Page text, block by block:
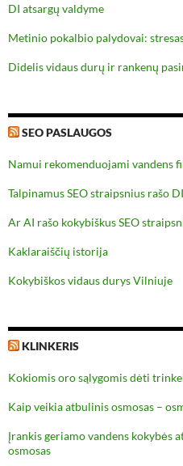
DI atsargų valdyme
Metinio pokalbio palydovai:
Didelis vidaus durų ir rankenų
SEO PASLAUGOS
Namui rekomenduojami vandens
Talpinamus SEO straipsnius rašo
Ar AI rašo kokybiškus SEO
Kaklaraiščių istorija
Kokybiškos vidaus durys Vilniuje
KLINKERIS
Kokiomis oro sąlygomis dėti
Kaip veikia atbulinis osmosas –
Įrankis geriamo vandens
osmosas